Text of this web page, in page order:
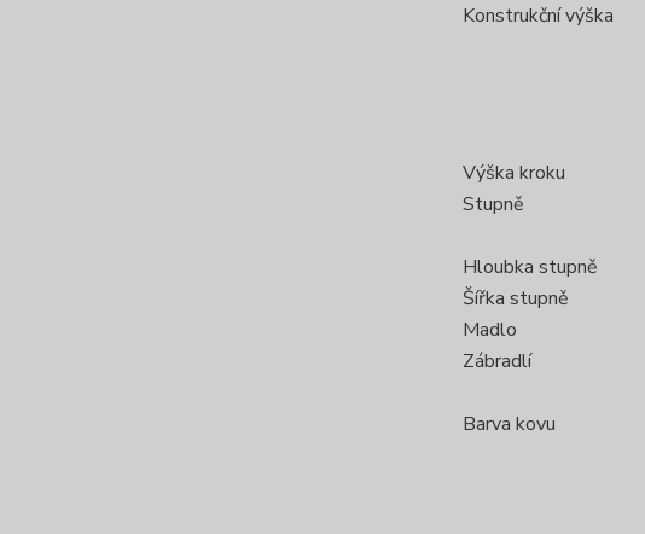
Konstrukční výška
Výška kroku
Stupně
Hloubka stupně
Šířka stupně
Madlo
Zábradlí
Barva kovu